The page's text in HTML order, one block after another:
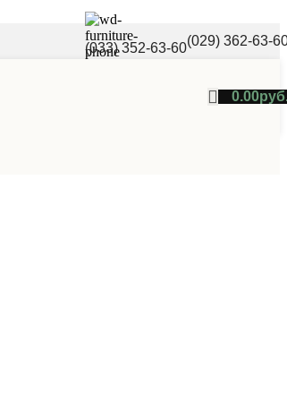
(033) 352-63-60(029) 362-63-
0.00